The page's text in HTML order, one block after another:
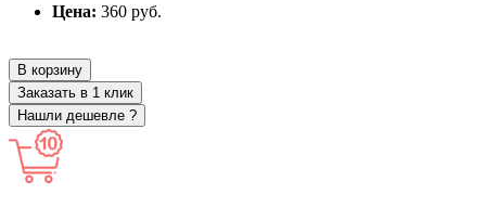
Цена: 360 руб.
В корзину
Заказать в 1 клик
Нашли дешевле ?